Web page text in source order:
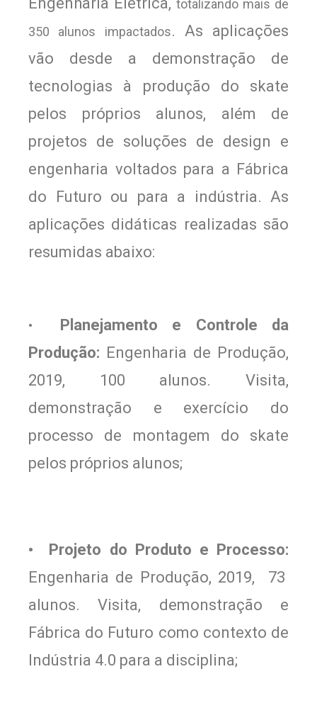
totalizando mais de
350 alunos impactados. As aplicações
vão desde a demonstração de
tecnologias à produção do skate
pelos próprios alunos, além de
projetos de soluções de design e
engenharia voltados para a Fábrica
do Futuro ou para a indústria. As
aplicações didáticas realizadas são
resumidas abaixo:
•
Planejamento e Controle da
Produção: Engenharia de Produção,
2019, 100 alunos. Visita,
demonstração e exercício do
processo de montagem do skate
pelos próprios alunos;
• Projeto do Produto e Processo:
Engenharia de Produção, 2019, 73
alunos. Visita, demonstração e
Fábrica do Futuro como contexto de
Indústria 4.0 para a disciplina;